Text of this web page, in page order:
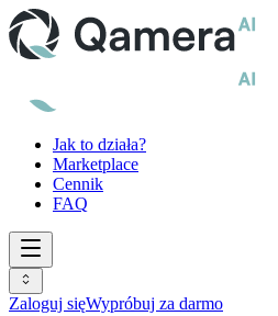
Jak to działa?
Marketplace
Cennik
FAQ
Zaloguj sięWypróbuj za darmo